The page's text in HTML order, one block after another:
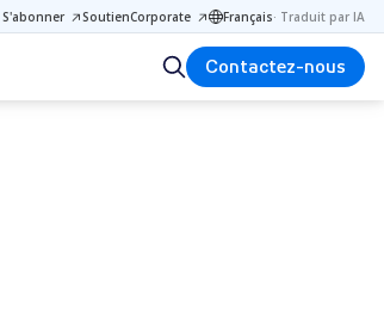
S'abonner SoutienCorporate Français· Traduit par IA
Contactez-nous